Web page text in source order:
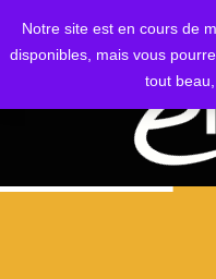
Notre site est en cours de
disponibles, mais vous
tout